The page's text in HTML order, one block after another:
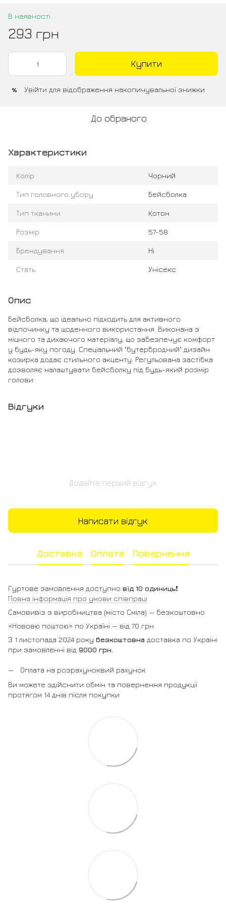
В наявності
293 грн
Купити
% Увійти для відображення накопичувальної знижки
До обраного
Характеристики
Колір Чорний
Тип головного убору Бейсболка
Тип тканини Котон
Розмір 57-58
Брендування Ні
Стать Унісекс
Опис
Бейсболка, що ідеально підходить для активного
відпочинку та щоденного використання. Виконана з
міцного та дихаючого матеріалу, що забезпечує комфорт
у будь-яку погоду. Спеціальний "бутербродний" дизайн
козирка додає стильного акценту. Регульована застібка
дозволяє налаштувати бейсболку під будь-який розмір
голови.
Відгуки
Додайте перший відгук
Написати відгук
Доставка Оплата Повернення
Гуртове замовлення доступно від 10 одиниць❗️
Повна інформація про умови співпраці
Самовивіз з виробництва (місто Сміла) — безкоштовно
«Нововю поштою» по Україні — від 70 грн.
З 1 листопада 2024 року безкоштовна доставка по Україні
при замовленні від 9000 грн.
Оплата на розрахуноквий рахунок
Ви можете здійснити обмін та повернення продукції
протягом 14 днів після покупки